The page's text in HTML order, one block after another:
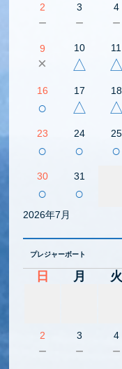
2
－
3
－
4
－
9
×
10
△
11
△
16
○
17
△
18
△
23
○
24
○
25
○
30
○
31
○
2026年7月
プレジャーボート
日 月 火
2
－
3
－
4
－